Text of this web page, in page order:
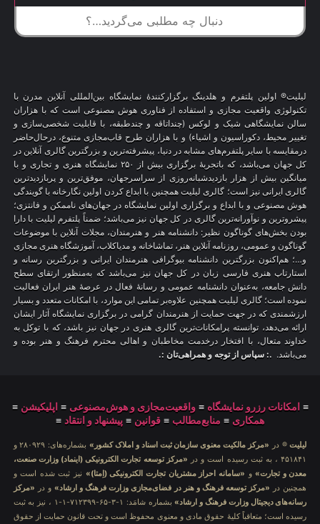
لیلیت® اولین پلتفرم و هلدینگ برگزارکنندهٔ نمایشگاه بین‌المللی آنلاین مدرن با
تکنولوژی واقعیت مجازی و استفاده از فناوری هوش مصنوعی است که با هزاران
سالن نمایشگاهی شیک و لوکس (چنداتاقه و چندطبقه، با قابلیت شخصی‌سازی و
تغییر محیط، دکوراسیون و اشیاء) و با هزاران طرح قاب‌مجازی متنوع، درحال‌حاضر
درمقایسه با سایر پلتفرم‌های مشابه در دنیا، پیشرفته‌ترین و بزرگترین گالری آنلاین در
کل جهان می‌باشد، که باتجربهٔ برگزاری بیش از ۲۵۰ نمایشگاه هنری و تجاری و با
میانگین بیش از هزار بازدیدشبانه‌روزی از سراسرجهان، موفق‌ترین و پربازدیدترین
گالری ایرانی نیز است؛ گالری لیلیت همچنین با ابداع کردن اولین نگارخانه با گویندگی
هوش مصنوعی و با ابداع و برگزاری اولین نمایشگاه در جهان‌های ناممکن و فانتزی؛
پیشروترین و نوآورانه‌ترین گالری در کل جهان نیز می‌باشد؛ ضمناً پلتفرم لیلیت با دارا
بودن بخش‌های گوناگون نظیر: دانشنامه هنر و هنرمندان، مجلات آنلاین با موضوعات
گوناگون و عمومی، روزنامه آنلاین هنر، تماشاخانه و مدیاکلاب، آموزشگاه هنری مجازی
و…؛ هم‌اکنون بزرگترین دانشنامه بیوگرافی هنرمندان ایرانی و بزرگترین رسانه و
استارتاپ هنری فارسی زبان در کل جهان نیز می‌باشد که به‌منظور ارتقای سطح
دانش جامعه، به‌عنوان دانشنامه عمومی و رسانهٔ فعال در عرصهٔ هنر ایران فعالیت
نموده است؛ گالری لیلیت همچنین علاوه‌بر تمامی این موارد، با امکانات متعدد و بسیار
ارزشمندی که در جهت حمایت از هنرمندان گرامی در برگزاری نمایشگاه آثار ایشان
ارائه می‌دهد، توانسته پرامکانات‌ترین گالری هنری در جهان نیز باشد، که با توکل به
خداوند متعال، با افتخار درخدمت مخاطبان و اهالی محترم فرهنگ و هنر بوده و
می‌باشد. .: سپاس از توجه و همراهی‌تان :.
≡ امکانات رزرو نمایشگاه ≡واقعیت‌مجازی و هوش‌مصنوعی ≡ اپلیکیشن ≡
همکاری ≡ منابع‌مطالب ≡ قوانین ≡ پیشنهاد و انتقاد ≡
لیلیت® در «مرکز مالکیت معنوی سازمان ثبت اسناد و املاک کشور»
بشماره‌های: ۲۸۰۹۲۹ و
۴۵۱۸۴۱ ، به ثبت رسیده است و در
«مرکز توسعه تجارت الکترونیکی (اینماد) وزارت صنعت،
معدن و تجارت»و «سامانه احراز مشتریان تجارت الکترونیکی (اِمتا)» نیز ثبت شده است و
همچنین در «مرکز توسعه فرهنگ و هنر در فضای‌مجازی وزارت فرهنگ و ارشاد» و در «مرکز
رسانه‌های دیجیتال وزارت فرهنگ و ارشاد»
بشماره شامَد: ۱-۳-۶۵-۷۱۲۳۹۹-۱-۱ ، نیز به ثبت
رسیده است؛ متعاقباً کلیهٔ حقوق مادی و معنوی محفوظ است و تحت قانون حمایت از حقوق